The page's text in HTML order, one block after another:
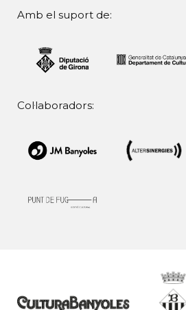
Amb el suport de:
Col·laboradors: